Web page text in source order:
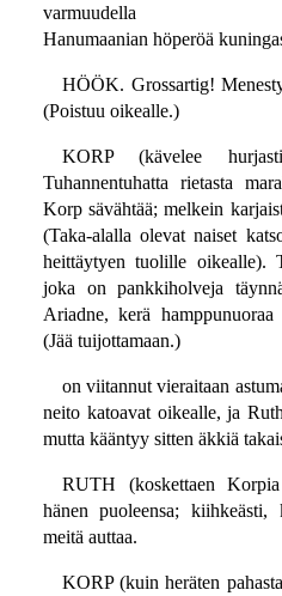
varmuudella
Hanumaanian höperöä
HÖÖK. Grossartig!
(Poistuu oikealle.)
KORP (kävelee
Tuhannentuhatta rietasta
Korp sävähtää; melkein
(Taka-alalla olevat naiset
heittäytyen tuolille
joka on pankkiholveja
Ariadne, kerä
(Jää tuijottamaan.)
on viitannut vieraitaan
neito katoavat oikealle, ja
mutta kääntyy sitten äkkiä
RUTH (koskettaen
hänen puoleensa;
meitä auttaa.
KORP (kuin heräten